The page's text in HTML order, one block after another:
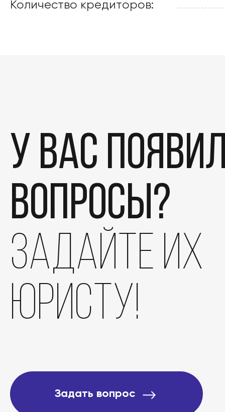
Количество кредиторов:
У вас
вопросы?
задайте их
юристу!
Задать вопрос